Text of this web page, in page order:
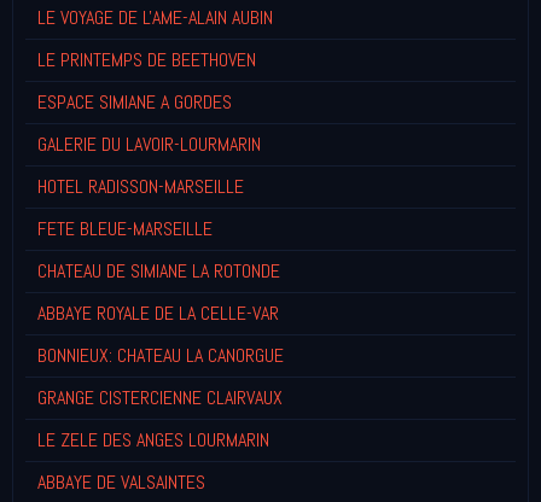
LE VOYAGE DE L'AME-ALAIN AUBIN
LE PRINTEMPS DE BEETHOVEN
ESPACE SIMIANE A GORDES
GALERIE DU LAVOIR-LOURMARIN
HOTEL RADISSON-MARSEILLE
FETE BLEUE-MARSEILLE
CHATEAU DE SIMIANE LA ROTONDE
ABBAYE ROYALE DE LA CELLE-VAR
BONNIEUX: CHATEAU LA CANORGUE
GRANGE CISTERCIENNE CLAIRVAUX
LE ZELE DES ANGES LOURMARIN
ABBAYE DE VALSAINTES